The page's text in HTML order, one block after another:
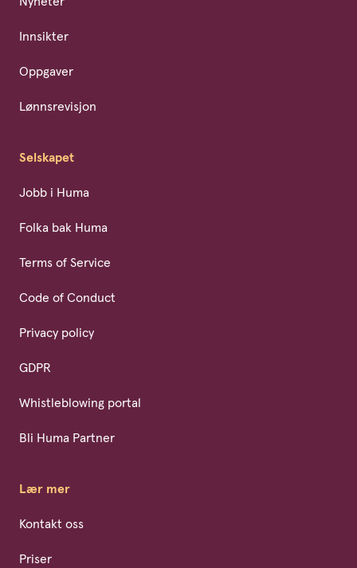
Innsikter
Oppgaver
Lønnsrevisjon
Selskapet
Jobb i Huma
Folka bak Huma
Terms of Service
Code of Conduct
Privacy policy
GDPR
Whistleblowing portal
Bli Huma Partner
Lær mer
Kontakt oss
Priser